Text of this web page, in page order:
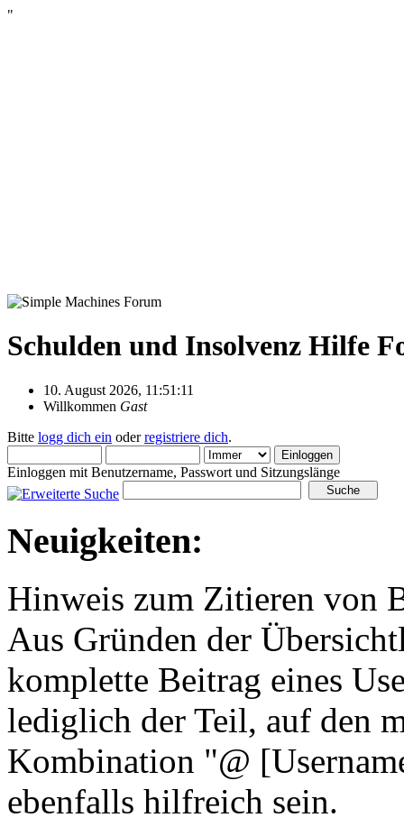
"
Schulden und Insolvenz Hilfe
10. August 2026, 11:51:11
Willkommen Gast
Bitte logg dich ein oderregistriere dich.
Einloggen mit Benutzername, Passwort und Sitzungslänge
Neuigkeiten:
Hinweis zum Zitieren von
Aus Gründen der
komplette Beitrag eines
lediglich der Teil, auf den
Kombination "@
ebenfalls hilfreich sein.